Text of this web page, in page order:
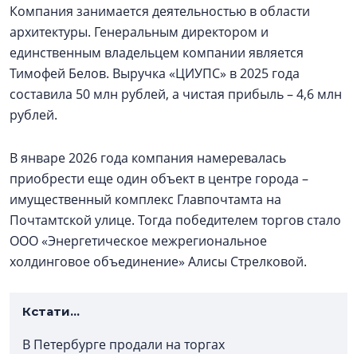
Компания занимается деятельностью в области
архитектуры. Генеральным директором и
единственным владельцем компании является
Тимофей Белов. Выручка «ЦИУПС» в 2025 года
составила 50 млн рублей, а чистая прибыль – 4,6 млн
рублей.
В январе 2026 года компания намеревалась
приобрести еще один объект в центре города –
имущественный комплекс Главпочтамта на
Почтамтской улице. Тогда победителем торгов стало
ООО «Энергетическое межрегиональное
холдинговое объединение» Алисы Стрелковой.
Кстати...
В Петербурге продали на торгах